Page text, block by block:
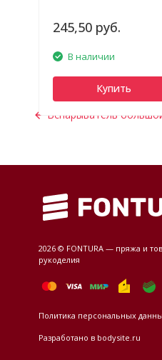
245,50 руб.
В наличии
Купить
Вспарыватель
2026 © FONTURA — пряжа и
рукоделия
Политика персональных
Разработано в bodysite.ru